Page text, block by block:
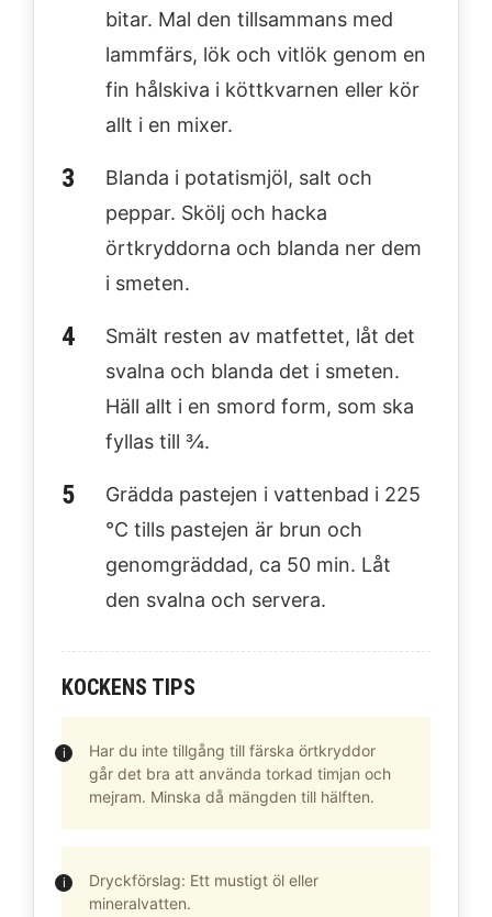
bitar. Mal den tillsammans med
lammfärs, lök och vitlök genom en
fin hålskiva i köttkvarnen eller kör
allt i en mixer.
Blanda i potatismjöl, salt och
peppar. Skölj och hacka
örtkryddorna och blanda ner dem
i smeten.
Smält resten av matfettet, låt det
svalna och blanda det i smeten.
Häll allt i en smord form, som ska
fyllas till ¾.
Grädda pastejen i vattenbad i 225
°C tills pastejen är brun och
genomgräddad, ca 50 min. Låt
den svalna och servera.
KOCKENS TIPS
Har du inte tillgång till färska örtkryddor
går det bra att använda torkad timjan och
mejram. Minska då mängden till hälften.
Dryckförslag: Ett mustigt öl eller
mineralvatten.